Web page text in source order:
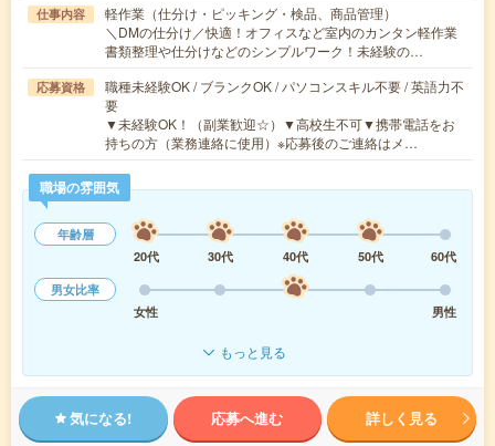
仕事内容
軽作業（仕分け・ピッキング・検品、商品管理）
＼DMの仕分け／快適！オフィスなど室内のカンタン軽作業
書類整理や仕分けなどのシンプルワーク！未経験の…
応募資格
職種未経験OK / ブランクOK / パソコンスキル不要 / 英語力不
要
▼未経験OK！（副業歓迎☆）▼高校生不可▼携帯電話をお
持ちの方（業務連絡に使用）※応募後のご連絡はメ…
職場の雰囲気
年齢層
20代
30代 40代 50代
60代
男女比率
女性
男性
もっと見る
気になる! 応募へ進む 詳しく見る